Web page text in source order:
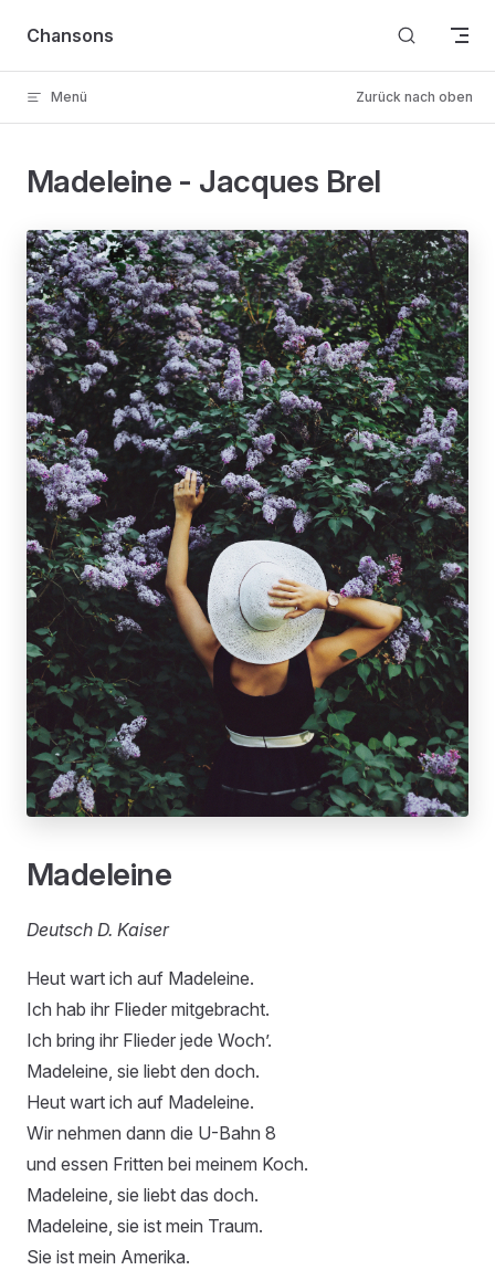
Skip to content
Chansons
Menü Zurück nach oben
Madeleine - Jacques Brel
Madeleine
Deutsch D. Kaiser
Heut wart ich auf Madeleine.
Ich hab ihr Flieder mitgebracht.
Ich bring ihr Flieder jede Woch’.
Madeleine, sie liebt den doch.
Heut wart ich auf Madeleine.
Wir nehmen dann die U-Bahn 8
und essen Fritten bei meinem Koch.
Madeleine, sie liebt das doch.
Madeleine, sie ist mein Traum.
Sie ist mein Amerika.